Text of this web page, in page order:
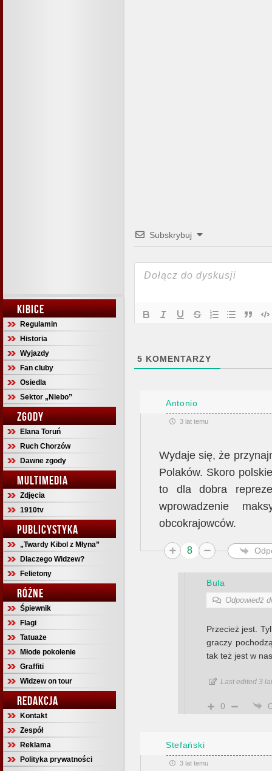
KIBICE
Regulamin
Historia
Wyjazdy
Fan cluby
Osiedla
Sektor „Niebo”
ZGODY
Elana Toruń
Ruch Chorzów
Dawne zgody
MULTIMEDIA
Zdjęcia
1910tv
PUBLICYSTYKA
„Twardy Kibol z Młyna”
Dlaczego Widzew?
Felietony
RÓŻNE
Śpiewnik
Flagi
Tatuaże
Młode pokolenie
Graffiti
Widzew on tour
REDAKCJA
Kontakt
Zespół
Reklama
Polityka prywatności
Subskrybuj
5 KOMENTARZY
Antonio
3 lat temu
Wydaje się, że
Polaków. Skoro
to dla dobra
wprowadzenie
obcokrajowców.
8
Bula
Odpowiedź
Przecież jest.
graczy
tak też jest w
Last edited 3
0
Stefański
3 lat temu